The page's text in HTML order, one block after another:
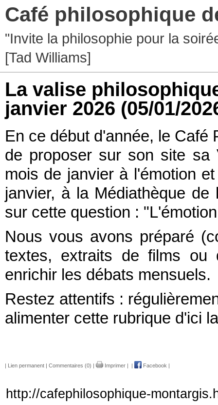
Café philosophique
"Invite la philosophie pour la
[Tad Williams]
La valise
janvier 2026 (05/01/
En ce début d'année, le Café
de proposer sur son site sa
mois de janvier à l'émotion
janvier, à la Médiathèque
sur cette question :
Nous vous avons préparé
textes, extraits de films ou
enrichir les débats mensuels.
Restez attentifs :
alimenter cette rubrique d'ici
| Lien permanent | Commentaires (0) | Imprimer | | Facebook |
http://cafephilosophique-